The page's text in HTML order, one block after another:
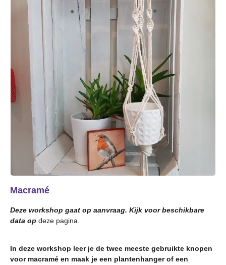
Macramé
Deze workshop gaat op aanvraag. Kijk voor beschikbare
data op deze pagina.
In deze workshop leer je de twee meeste gebruikte knopen
voor macramé en maak je een plantenhanger of een